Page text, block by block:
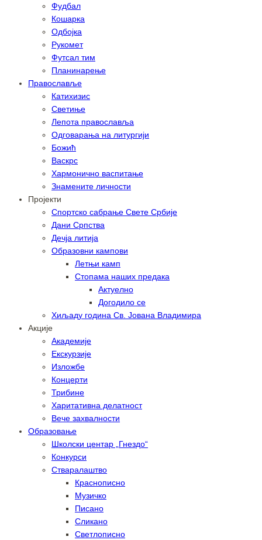
Фудбал
Кошарка
Одбојка
Рукомет
Футсал тим
Планинарење
Православље
Катихизис
Светиње
Лепота православља
Одговарања на литургији
Божић
Васкрс
Хармонично васпитање
Знамените личности
Пројекти
Спортско сабрање Свете Србије
Дани Српства
Дечја литија
Образовни кампови
Летњи камп
Стопама наших предака
Актуелно
Догодило се
Хиљаду година Св. Јована Владимира
Акције
Академије
Екскурзије
Изложбе
Концерти
Трибине
Харитативна делатност
Вече захвалности
Образовање
Школски центар „Гнездо“
Конкурси
Стваралаштво
Краснописно
Музичко
Писано
Сликано
Светлописно